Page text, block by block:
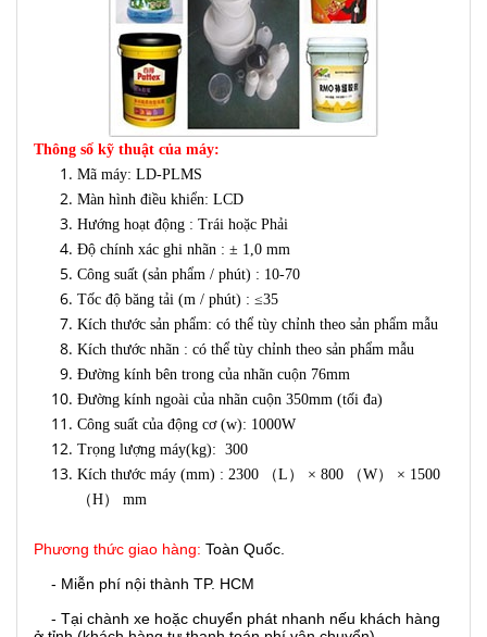
Thông số kỹ thuật của máy:
Mã máy: LD-PLMS
Màn hình điều khiển: LCD
Hướng hoạt động : Trái hoặc Phải
Độ chính xác ghi nhãn : ± 1,0 mm
Công suất (sản phẩm / phút) : 10-70
Tốc độ băng tải (m / phút) : ≤35
Kích thước sản phẩm: có thể tùy chỉnh theo sản phẩm mẫu
Kích thước nhãn : có thể tùy chỉnh theo sản phẩm mẫu
Đường kính bên trong của nhãn cuộn 76mm
Đường kính ngoài của nhãn cuộn 350mm (tối đa)
Công suất của động cơ (w): 1000W
Trọng lượng máy(kg): 300
Kích thước máy (mm) : 2300 （L） × 800 （W） × 1500
（H） mm
Phương thức giao hàng: Toàn Quốc.
- Miễn phí nội thành TP. HCM
- Tại chành xe hoặc chuyển phát nhanh nếu khách hàng